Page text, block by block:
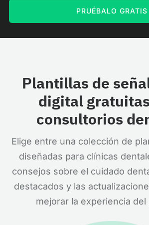
PRUÉBALO GRATIS
Plantillas de
digital
consultorios
Elige entre una colección de
diseñadas para clínicas
consejos sobre el cuidado
destacados y las
mejorar la experiencia del